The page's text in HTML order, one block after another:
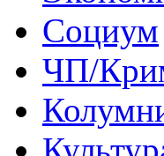
Социум
ЧП/